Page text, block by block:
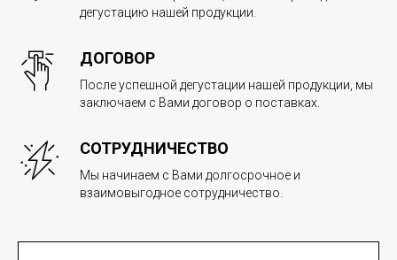
дегустацию нашей продукции.
ДОГОВОР
После успешной дегустации нашей продукции, мы
заключаем с Вами договор о поставках.
СОТРУДНИЧЕСТВО
Мы начинаем с Вами долгосрочное и
взаимовыгодное сотрудничество.